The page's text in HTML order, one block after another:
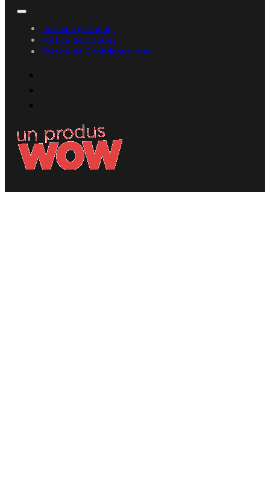
Termene și Condiții
Politica de Cookies
Politica de Confidențialitate